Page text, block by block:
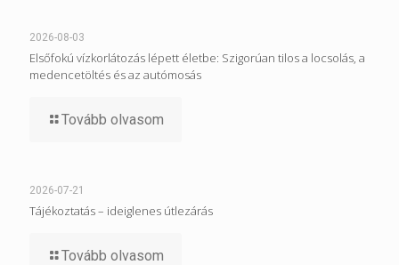
2026-08-03
Elsőfokú vízkorlátozás lépett életbe: Szigorúan tilos a locsolás, a
medencetöltés és az autómosás
Tovább olvasom
2026-07-21
Tájékoztatás – ideiglenes útlezárás
Tovább olvasom